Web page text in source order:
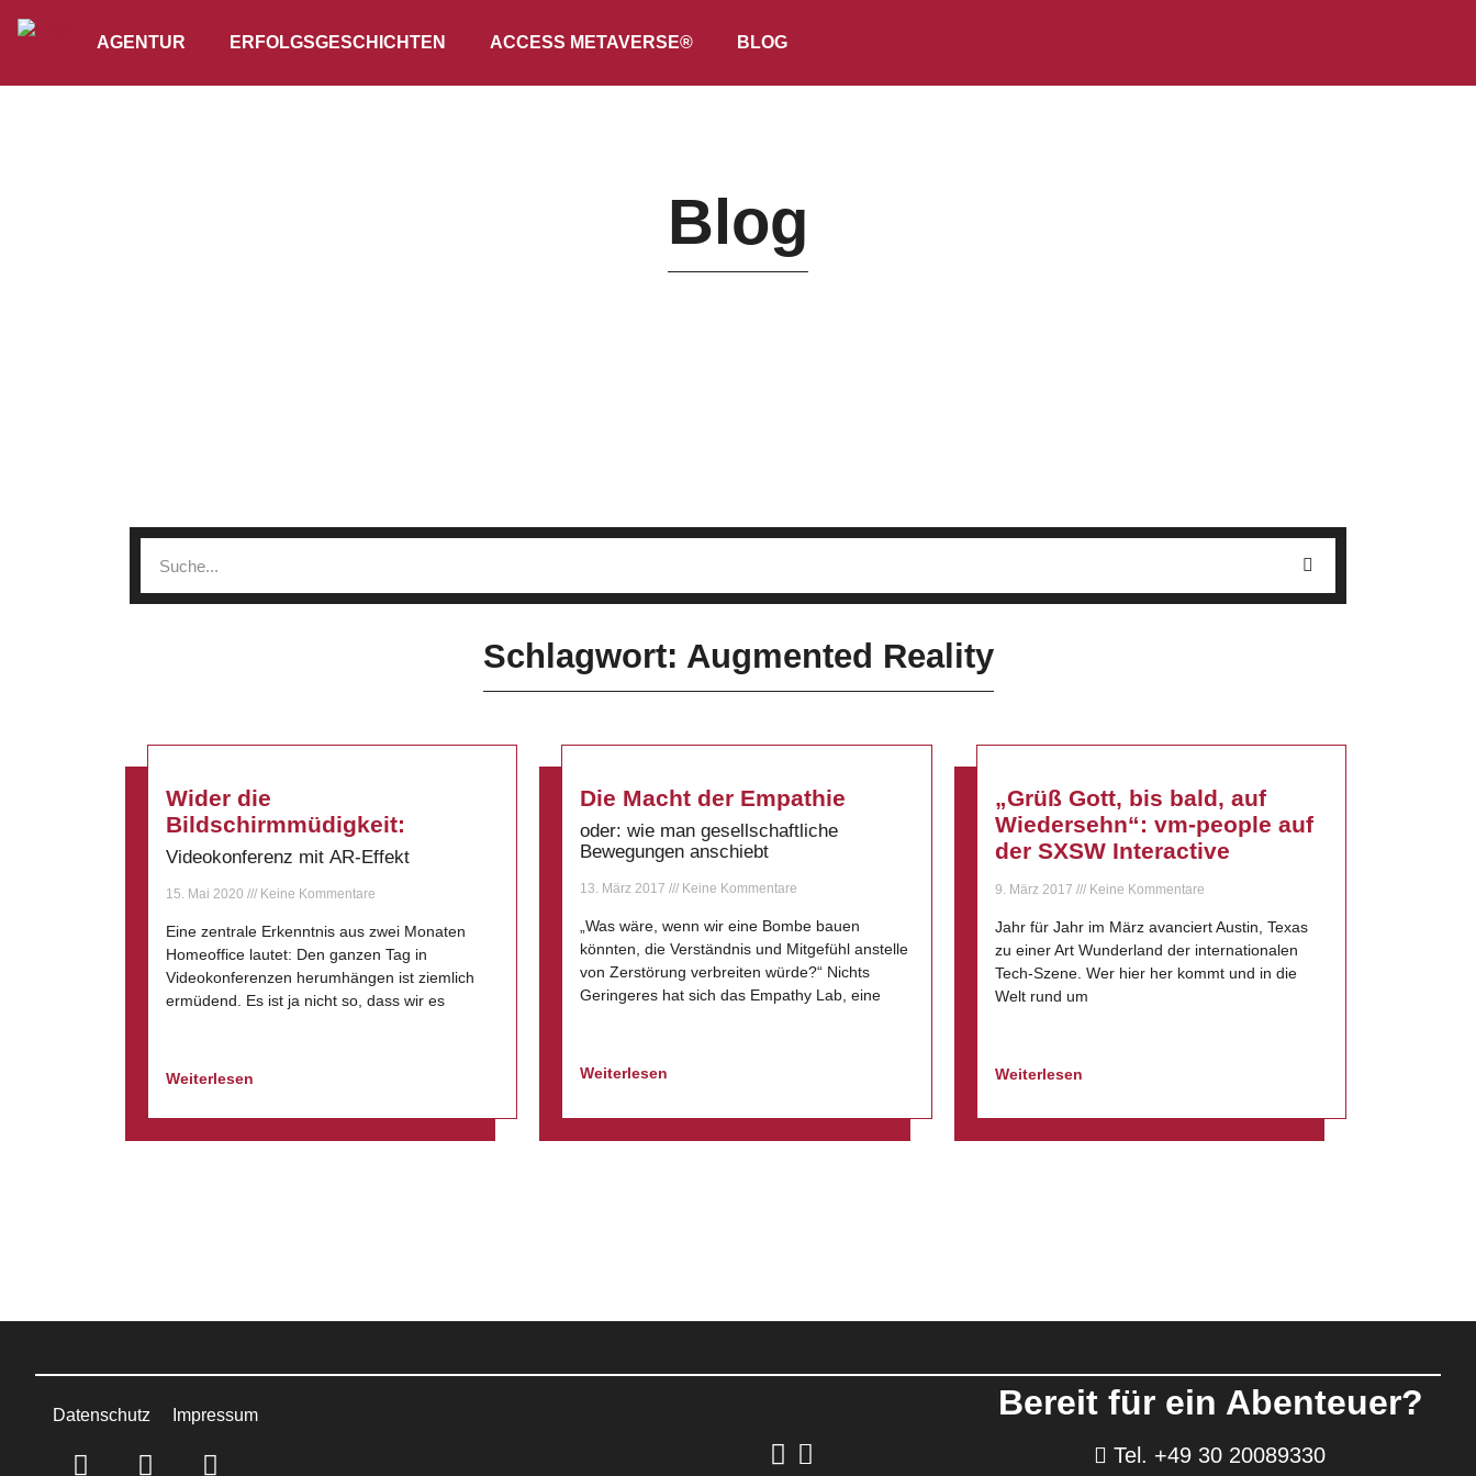
AGENTUR ERFOLGSGESCHICHTEN ACCESS METAVERSE® BLOG
Blog
Schlagwort: Augmented Reality
Wider die
Bildschirmmüdigkeit:
Videokonferenz mit AR-Effekt
15. Mai 2020 Keine Kommentare
Eine zentrale Erkenntnis aus zwei Monaten
Homeoffice lautet: Den ganzen Tag in
Videokonferenzen herumhängen ist ziemlich
ermüdend. Es ist ja nicht so, dass wir es
Weiterlesen
Die Macht der Empathie
oder: wie man gesellschaftliche
Bewegungen anschiebt
13. März 2017 Keine Kommentare
„Was wäre, wenn wir eine Bombe bauen
könnten, die Verständnis und Mitgefühl anstelle
von Zerstörung verbreiten würde?“ Nichts
Geringeres hat sich das Empathy Lab, eine
Weiterlesen
„Grüß Gott, bis bald, auf
Wiedersehn“: vm-people auf
der SXSW Interactive
9. März 2017 Keine Kommentare
Jahr für Jahr im März avanciert Austin, Texas
zu einer Art Wunderland der internationalen
Tech-Szene. Wer hier her kommt und in die
Welt rund um
Weiterlesen
Datenschutz Impressum Bereit für ein Abenteuer?
Tel. +49 30 20089330